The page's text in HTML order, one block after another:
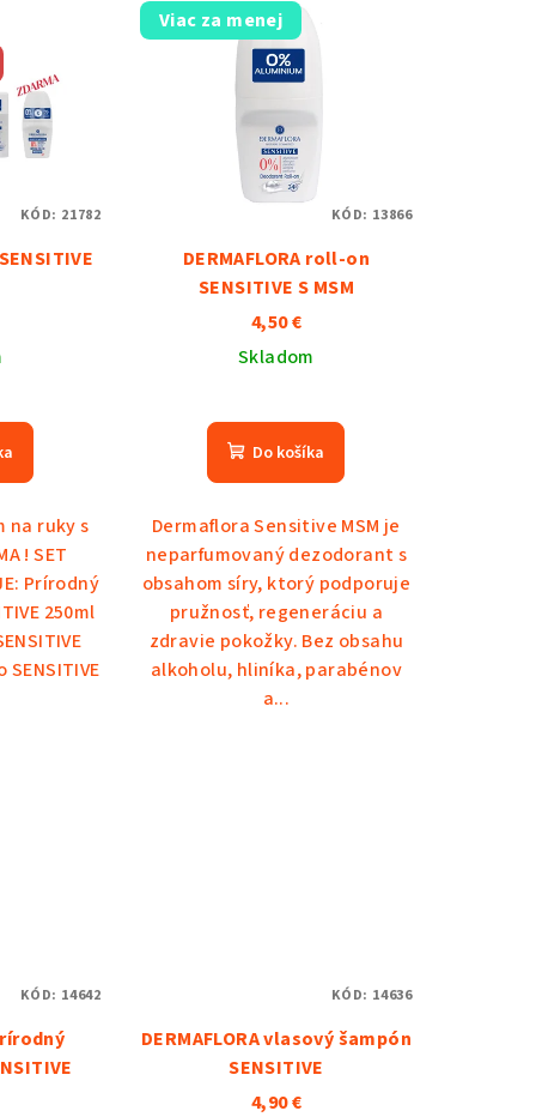
na ruky s
! SET
Prírodný
250ml
KÓD: 21782
Viac za menej
DERMAFLORA roll-on
SENSITIVE S MSM
4,50 €
Skladom
Do košíka
Dermaflora Sensitive MSM je
neparfumovaný dezodorant s
obsahom síry, ktorý podporuje
pružnosť, regeneráciu a
zdravie pokožky. Bez obsahu
alkoholu, hliníka, parabénov
a...
KÓD: 13866
KÓD: 14642
DERMAFLORA vlasový šampón
SENSITIVE
4,90 €
KÓD: 14636